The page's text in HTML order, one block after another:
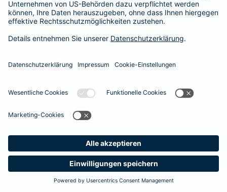
Suche Produkte
Barmenia
365 Tage / 24 Stunden
365 Tage / 24 Stunden